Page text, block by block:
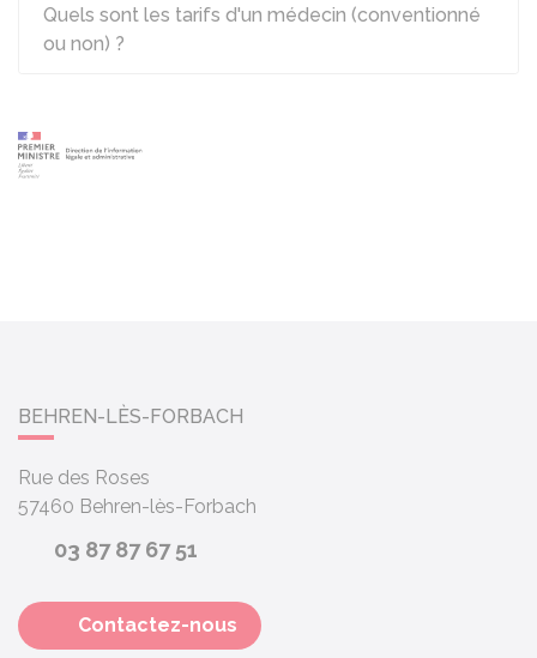
Quels sont les tarifs d'un médecin (conventionné
ou non) ?
BEHREN-LÈS-FORBACH
Rue des Roses
57460 Behren-lès-Forbach
03 87 87 67 51
Contactez-nous